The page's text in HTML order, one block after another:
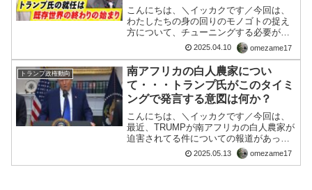
るのか？・・・QAJFの見解は？
こんにちは、＼イッカクです／今回は、
わたしたちの身の回りのモノゴトの捉え
方について、チューニングする必要があ
りますね。という観点の話です。続い
て、、コチラ■編集後記結論は、トランプ
氏は、Ｑの理念に連動しておりそれは、
人間の根本に根ざした道徳...
2025.04.10 omezame17
トランプ政権動向
南アフリカの白人農家につい
て・・・トランプ氏がこのタイミ
ングで発言する意図は何か？
こんにちは、＼イッカクです／今回は、
最近、TRUMPが南アフリカの白人農家が
迫害されてる件についての報道があった
ようです。pic.twitter.com/evxSksfE3C—
gorklon rust (@elonmusk) May 13...
2025.05.13 omezame17